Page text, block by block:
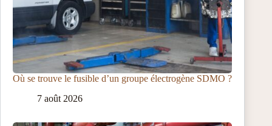
Où se trouve le fusible d’un groupe électrogène SDMO ?
7 août 2026